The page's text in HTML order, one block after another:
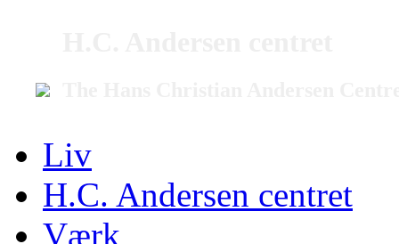
Liv
H.C. Andersen centret
Værk